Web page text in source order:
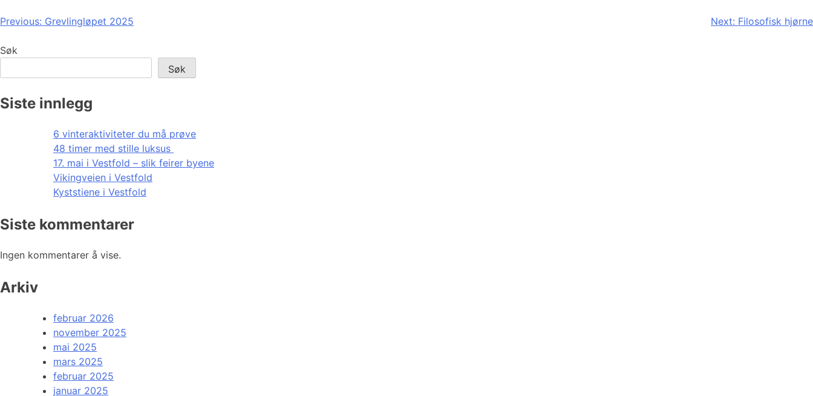
Innleggsnavigasjon
Previous: Grevlingløpet 2025 Next: Filosofisk hjørne
Søk
Søk
Siste innlegg
6 vinteraktiviteter du må prøve
48 timer med stille luksus
17. mai i Vestfold – slik feirer byene
Vikingveien i Vestfold
Kyststiene i Vestfold
Siste kommentarer
Ingen kommentarer å vise.
Arkiv
februar 2026
november 2025
mai 2025
mars 2025
februar 2025
januar 2025